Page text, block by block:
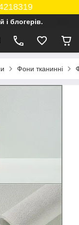
і блогерів.
Фони тканинні